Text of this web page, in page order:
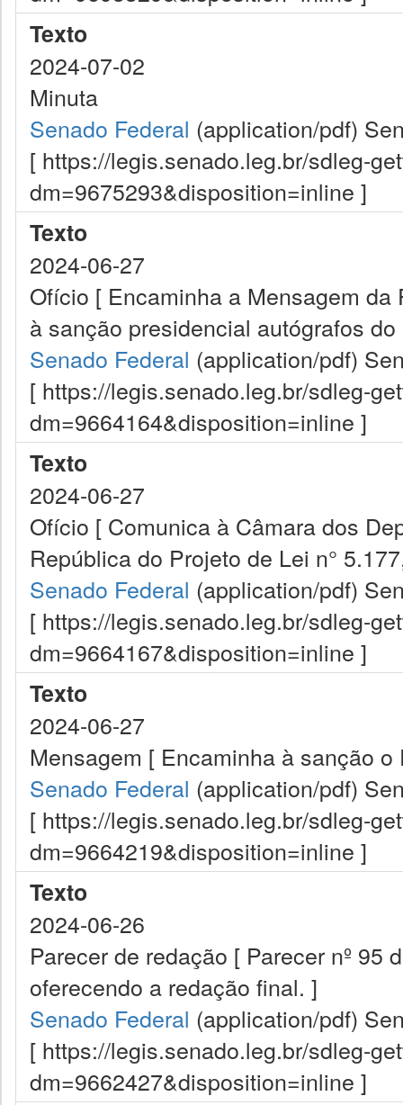
Texto
2024-07-02
Minuta
Senado Federal (application/pdf)
[ https://legis.senado.leg.br/sdleg-
dm=9675293&disposition=inline ]
Texto
2024-06-27
Ofício [ Encaminha a Mensagem
à sanção presidencial autógrafos
Senado Federal (application/pdf)
[ https://legis.senado.leg.br/sdleg-
dm=9664164&disposition=inline ]
Texto
2024-06-27
Ofício [ Comunica à Câmara dos
República do Projeto de Lei n°
Senado Federal (application/pdf)
[ https://legis.senado.leg.br/sdleg-
dm=9664167&disposition=inline ]
Texto
2024-06-27
Mensagem [ Encaminha à sanção
Senado Federal (application/pdf)
[ https://legis.senado.leg.br/sdleg-
dm=9664219&disposition=inline ]
Texto
2024-06-26
Parecer de redação [ Parecer nº 95
oferecendo a redação final. ]
Senado Federal (application/pdf)
[ https://legis.senado.leg.br/sdleg-
dm=9662427&disposition=inline ]